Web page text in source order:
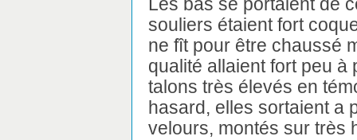
souliers étaient fort
ne fît pour être chaussé
qualité allaient fort peu
talons très élevés en
hasard, elles sortaient a
velours, montés sur très